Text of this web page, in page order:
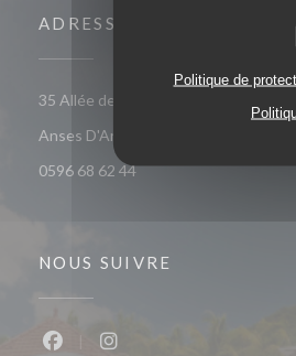
Politique de
ADRESSE
35 Allée des Raisiniers, Quartier
Anses D'Arlet
0596 68 62 44
NOUS SUIVRE